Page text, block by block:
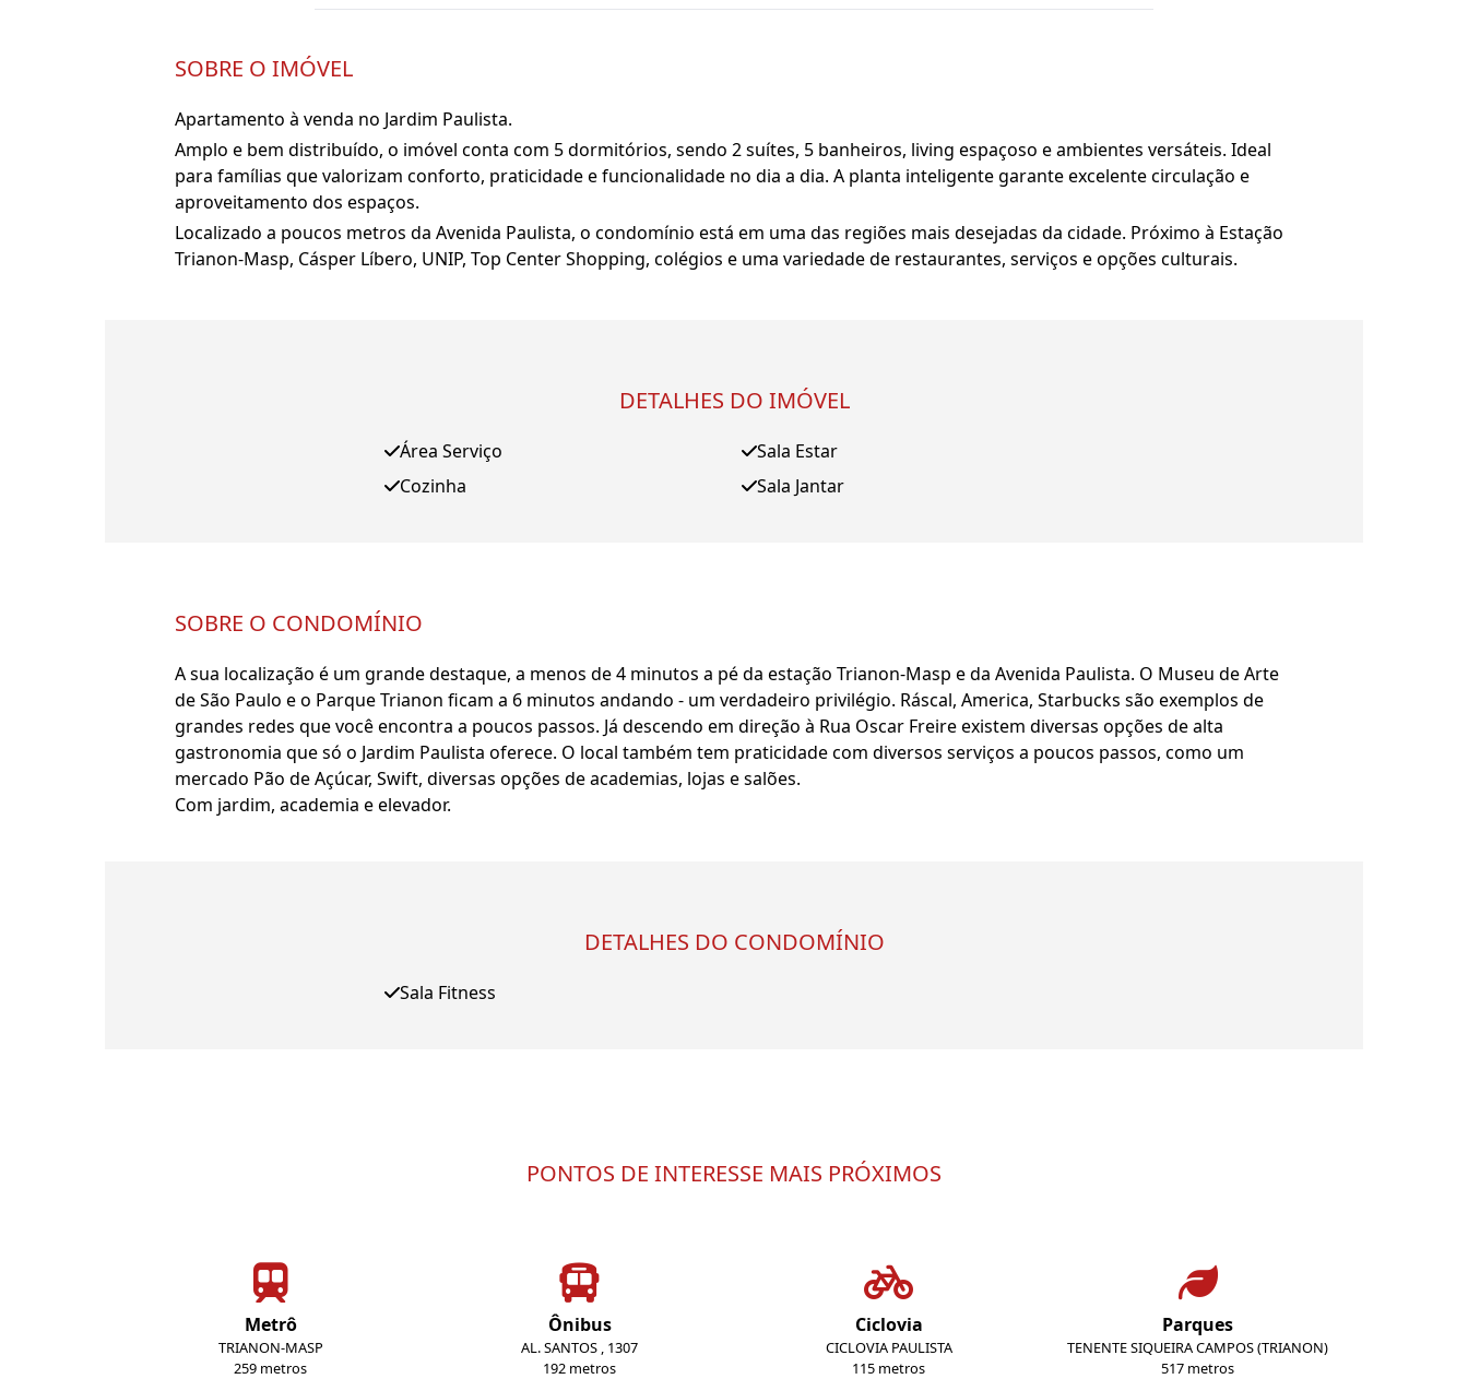
SOBRE O IMÓVEL
Apartamento à venda no Jardim Paulista.
Amplo e bem distribuído, o imóvel conta com 5 dormitórios, sendo 2 suítes, 5 banheiros, living espaçoso e ambientes versáteis. Ideal
para famílias que valorizam conforto, praticidade e funcionalidade no dia a dia. A planta inteligente garante excelente circulação e
aproveitamento dos espaços.
Localizado a poucos metros da Avenida Paulista, o condomínio está em uma das regiões mais desejadas da cidade. Próximo à Estação
Trianon-Masp, Cásper Líbero, UNIP, Top Center Shopping, colégios e uma variedade de restaurantes, serviços e opções culturais.
DETALHES DO IMÓVEL
Área Serviço
Cozinha
Sala Estar
Sala Jantar
SOBRE O CONDOMÍNIO
A sua localização é um grande destaque, a menos de 4 minutos a pé da estação Trianon-Masp e da Avenida Paulista. O Museu de Arte
de São Paulo e o Parque Trianon ficam a 6 minutos andando - um verdadeiro privilégio. Ráscal, America, Starbucks são exemplos de
grandes redes que você encontra a poucos passos. Já descendo em direção à Rua Oscar Freire existem diversas opções de alta
gastronomia que só o Jardim Paulista oferece. O local também tem praticidade com diversos serviços a poucos passos, como um
mercado Pão de Açúcar, Swift, diversas opções de academias, lojas e salões.
Com jardim, academia e elevador.
DETALHES DO CONDOMÍNIO
Sala Fitness
PONTOS DE INTERESSE MAIS PRÓXIMOS
Metrô
TRIANON-MASP
259 metros
Ônibus
AL. SANTOS , 1307
192 metros
Ciclovia
CICLOVIA PAULISTA
115 metros
Parques
TENENTE SIQUEIRA CAMPOS (TRIANON)
517 metros